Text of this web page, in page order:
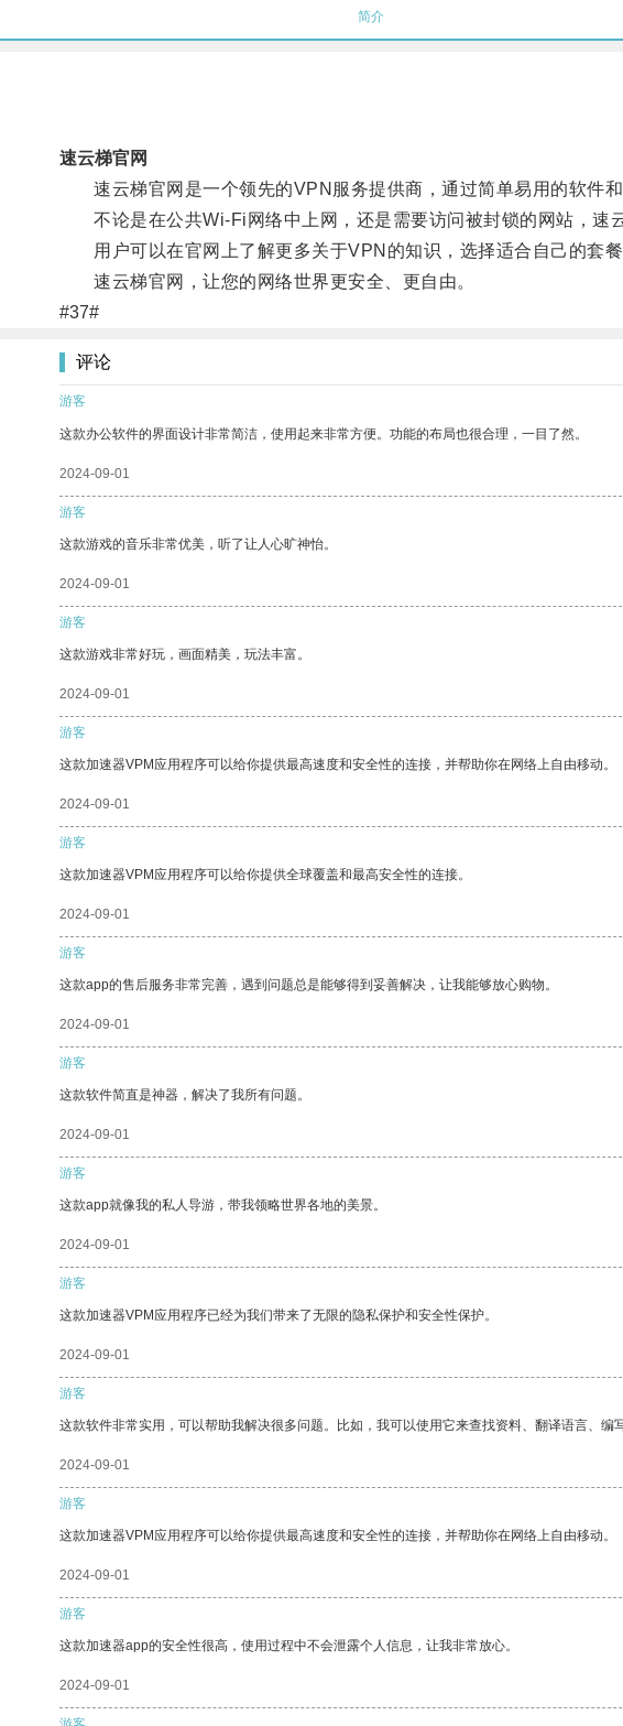
简介
速云梯官网
速云梯官网是一个领先的VPN服务提供商，通过简单易用的软件和
不论是在公共Wi-Fi网络中上网，还是需要访问被封锁的网站，速
用户可以在官网上了解更多关于VPN的知识，选择适合自己的套餐
速云梯官网，让您的网络世界更安全、更自由。
#37#
评论
游客
这款办公软件的界面设计非常简洁，使用起来非常方便。功能的布局也很合理，一目了然。
2024-09-01
游客
这款游戏的音乐非常优美，听了让人心旷神怡。
2024-09-01
游客
这款游戏非常好玩，画面精美，玩法丰富。
2024-09-01
游客
这款加速器VPM应用程序可以给你提供最高速度和安全性的连接，并帮助你在网络上自由移动。
2024-09-01
游客
这款加速器VPM应用程序可以给你提供全球覆盖和最高安全性的连接。
2024-09-01
游客
这款app的售后服务非常完善，遇到问题总是能够得到妥善解决，让我能够放心购物。
2024-09-01
游客
这款软件简直是神器，解决了我所有问题。
2024-09-01
游客
这款app就像我的私人导游，带我领略世界各地的美景。
2024-09-01
游客
这款加速器VPM应用程序已经为我们带来了无限的隐私保护和安全性保护。
2024-09-01
游客
这款软件非常实用，可以帮助我解决很多问题。比如，我可以使用它来查找资料、翻译语言、编
2024-09-01
游客
这款加速器VPM应用程序可以给你提供最高速度和安全性的连接，并帮助你在网络上自由移动。
2024-09-01
游客
这款加速器app的安全性很高，使用过程中不会泄露个人信息，让我非常放心。
2024-09-01